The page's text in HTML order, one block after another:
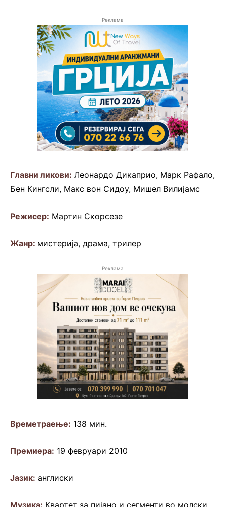
Реклама
Главни ликови: Леонардо Дикаприо, Марк Рафало,
Бен Кингсли, Макс вон Сидоу, Мишел Вилијамс
Режисер: Мартин Скорсезе
Жанр: мистерија, драма, трилер
Реклама
Времетраење: 138 мин.
Премиера: 19 февруари 2010
Јазик: англиски
Музика: Квартет за пијано и сегменти во молски